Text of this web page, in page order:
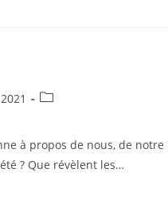
à propos de nous, de
? Que révèlent les…